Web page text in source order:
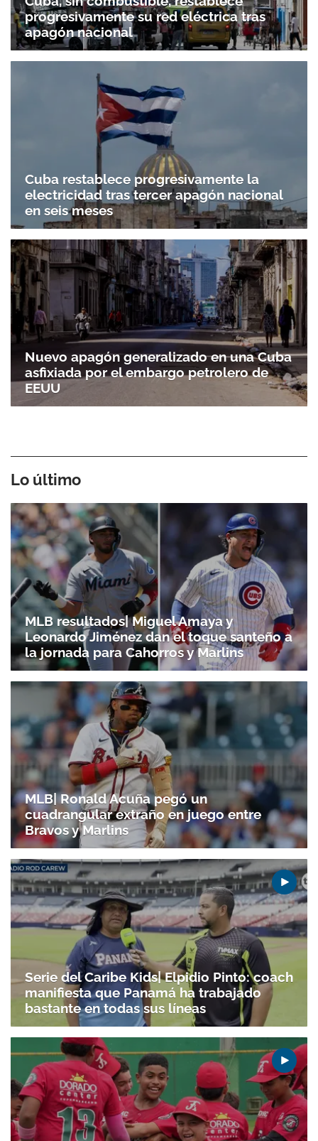
progresivamente su red eléctrica tras
apagón nacional
Cuba restablece progresivamente la
electricidad tras tercer apagón nacional
en seis meses
Nuevo apagón generalizado en una Cuba
asfixiada por el embargo petrolero de
EEUU
Lo último
MLB resultados| Miguel Amaya y
Leonardo Jiménez dan el toque santeño a
la jornada para Cahorros y Marlins
MLB| Ronald Acuña pegó un
cuadrangular extraño en juego entre
Bravos y Marlins
Serie del Caribe Kids| Elpidio Pinto: coach
manifiesta que Panamá ha trabajado
bastante en todas sus líneas